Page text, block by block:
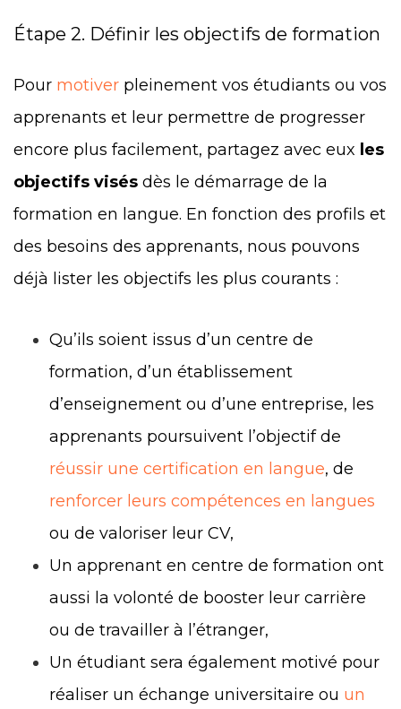
Étape 2. Définir les objectifs de formation
Pour motiver pleinement vos étudiants ou vos
apprenants et leur permettre de progresser
encore plus facilement, partagez avec eux les
objectifs visés dès le démarrage de la
formation en langue. En fonction des profils et
des besoins des apprenants, nous pouvons
déjà lister les objectifs les plus courants :
Qu’ils soient issus d’un centre de
formation, d’un établissement
d’enseignement ou d’une entreprise, les
apprenants poursuivent l’objectif de
réussir une certification en langue, de
renforcer leurs compétences en langues
ou de valoriser leur CV,
Un apprenant en centre de formation ont
aussi la volonté de booster leur carrière
ou de travailler à l’étranger,
Un étudiant sera également motivé pour
réaliser un échange universitaire ou un